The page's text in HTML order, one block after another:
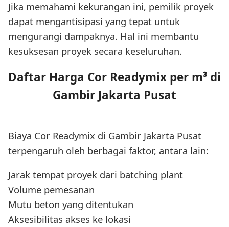
Jika memahami kekurangan ini, pemilik proyek
dapat mengantisipasi yang tepat untuk
mengurangi dampaknya. Hal ini membantu
kesuksesan proyek secara keseluruhan.
Daftar Harga Cor Readymix per m³ di
Gambir Jakarta Pusat
Biaya Cor Readymix di Gambir Jakarta Pusat
terpengaruh oleh berbagai faktor, antara lain:
Jarak tempat proyek dari batching plant
Volume pemesanan
Mutu beton yang ditentukan
Aksesibilitas akses ke lokasi